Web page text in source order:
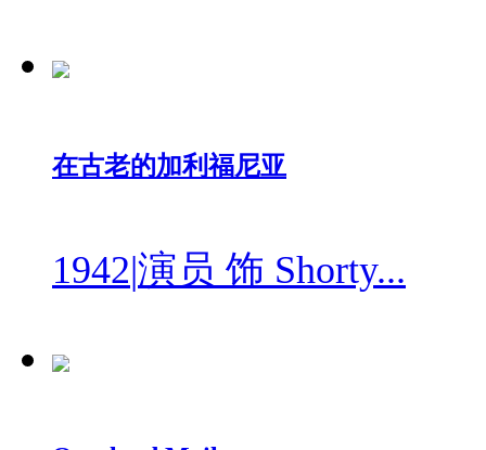
在古老的加利福尼亚
1942|演员 饰 Shorty...